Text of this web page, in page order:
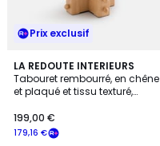
Prix exclusif
LA REDOUTE INTERIEURS
Tabouret rembourré, en chêne
et plaqué et tissu texturé,
179,16 €
199,00 €